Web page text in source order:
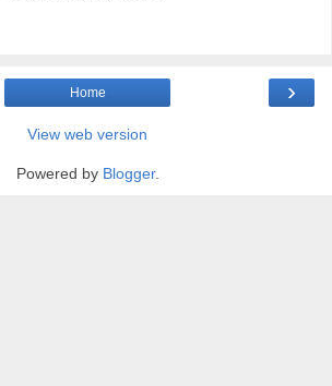
›
Home
View web version
Powered by Blogger.